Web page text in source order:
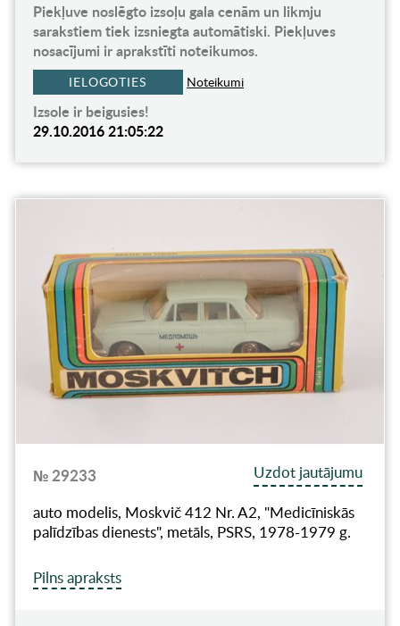
Piekļuve noslēgto izsoļu gala cenām un likmju
sarakstiem tiek izsniegta automātiski. Piekļuves
nosacījumi ir aprakstīti noteikumos.
IELOGOTIES Noteikumi
Izsole ir beigusies!
29.10.2016 21:05:22
№ 29233
Uzdot jautājumu
auto modelis, Moskvič 412 Nr. A2, "Medicīniskās
palīdzības dienests", metāls, PSRS, 1978-1979 g.
Pilns apraksts